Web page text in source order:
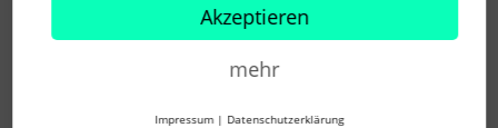
schon auch kulant zu sein.Akzeptieren
mehr
Impressum | Datenschutzerklärung